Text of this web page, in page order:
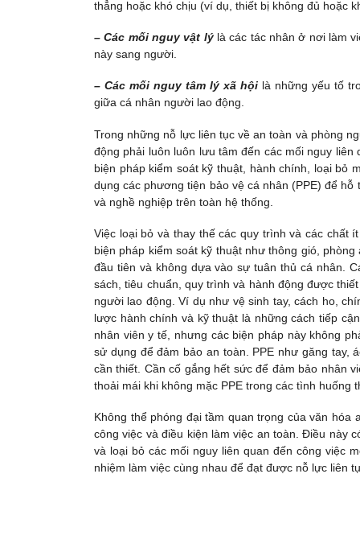
thẳng hoặc khó chịu (ví dụ, thiết bị không đủ hoặc
– Các mối nguy vật lýlà các tác nhân ở nơi làm
này sang người.
– Các mối nguy tâm lý xã hội là những yếu tố
giữa cá nhân người lao động.
Trong những nỗ lực liên tục về an toàn và phòng
động phải luôn luôn lưu tâm đến các mối nguy
biện pháp kiểm soát kỹ thuật, hành chính, loại bỏ
dụng các phương tiện bảo vệ cá nhân (PPE) để
và nghề nghiệp trên toàn hệ thống.
Việc loại bỏ và thay thế các quy trình và các chất
biện pháp kiểm soát kỹ thuật như thông gió,
đầu tiên và không dựa vào sự tuân thủ cá nhân.
sách, tiêu chuẩn, quy trình và hành động được
người lao động. Ví dụ như vệ sinh tay, cách ho,
lược hành chính và kỹ thuật là những cách tiếp
nhân viên y tế, nhưng các biện pháp này không
sử dụng để đảm bảo an toàn. PPE như găng tay,
cần thiết. Cần cố gắng hết sức để đảm bảo nhân
thoải mái khi không mặc PPE trong các tình huống
Không thể phóng đại tầm quan trọng của văn
công việc và điều kiện làm việc an toàn. Điều này
và loại bỏ các mối nguy liên quan đến công việc
nhiệm làm việc cùng nhau để đạt được nỗ lực liên